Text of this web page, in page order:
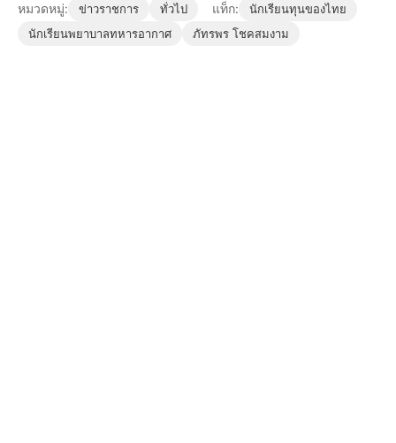
หมวดหมู่: ข่าวราชการ ทั่วไป แท็ก:
นักเรียนทุนของไทย
นักเรียนพยาบาลทหารอากาศ
ภัทรพร โชคสมงาม